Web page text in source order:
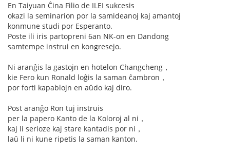
En Taiyuan Ĉina Filio de ILEI sukcesis
okazi la seminarion por la samideanoj kaj amantoj
konmune studi por Esperanto.
Poste ili iris partopreni 6an NK-on en Dandong
samtempe instrui en kongresejo.
Ni aranĝis la gastojn en hotelon Changcheng，
kie Fero kun Ronald loĝis la saman ĉambron，
por forti kapablojn en aŭdo kaj diro.
Post aranĝo Ron tuj instruis
per la papero Kanto de la Koloroj al ni，
kaj li serioze kaj stare kantadis por ni，
laŭ li ni kune ripetis la saman kanton.